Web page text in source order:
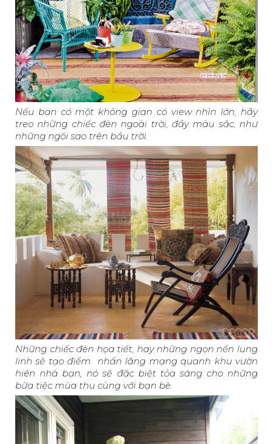
Nếu bạn có một không gian có view nhìn lớn, hãy
treo những chiếc đèn ngoài trời, đầy màu sắc, như
những ngôi sao trên bầu trời.
Những chiếc đèn họa tiết, hay những ngọn nến lung
linh sẽ tạo điểm nhấn lãng mạng quanh khu vườn
hiên nhà bạn, nó sẽ đặc biệt tỏa sáng cho những
bữa tiệc mùa thu cùng với bạn bè.